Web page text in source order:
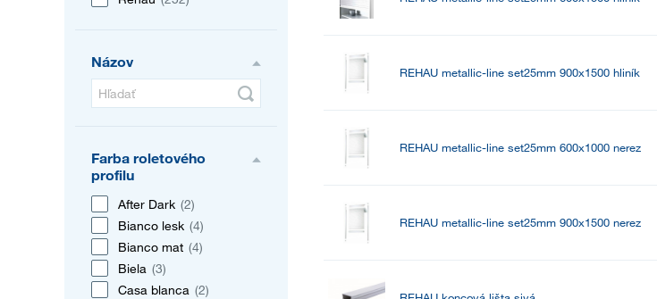
Názov
Farba roletového
profilu
After Dark (2)
Bianco lesk (4)
Bianco mat (4)
Biela (3)
Casa blanca (2)
REHAU metallic-line set25mm 900x1500 hliník
REHAU metallic-line set25mm 600x1000 nerez
REHAU metallic-line set25mm 900x1500 nerez